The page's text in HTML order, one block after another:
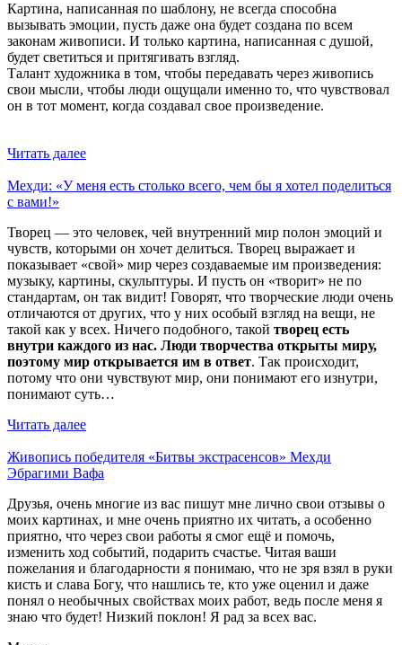
Картина, написанная по шаблону, не всегда способна
вызывать эмоции, пусть даже она будет создана по всем
законам живописи. И только картина, написанная с душой,
будет светиться и притягивать взгляд.
Талант художника в том, чтобы передавать через живопись
свои мысли, чтобы люди ощущали именно то, что чувствовал
он в тот момент, когда создавал свое произведение.
Читать далее
Мехди: «У меня есть столько всего, чем бы я хотел поделиться
с вами!»
Творец — это человек, чей внутренний мир полон эмоций и
чувств, которыми он хочет делиться. Творец выражает и
показывает «свой» мир через создаваемые им произведения:
музыку, картины, скульптуры. И пусть он «творит» не по
стандартам, он так видит! Говорят, что творческие люди очень
отличаются от других, что у них особый взгляд на вещи, не
такой как у всех. Ничего подобного, такой творец есть
внутри каждого из нас. Люди творчества открыты миру,
поэтому мир открывается им в ответ. Так происходит,
потому что они чувствуют мир, они понимают его изнутри,
понимают суть…
Читать далее
Живопись победителя «Битвы экстрасенсов» Мехди
Эбрагими Вафа
Друзья, очень многие из вас пишут мне лично свои отзывы о
моих картинах, и мне очень приятно их читать, а особенно
приятно, что через свои работы я смог ещё и помочь,
изменить ход событий, подарить счастье. Читая ваши
пожелания и благодарности я понимаю, что не зря взял в руки
кисть и слава Богу, что нашлись те, кто уже оценил и даже
понял о необычных свойствах моих работ, ведь после меня я
знаю что будет! Низкий поклон! Я рад за всех вас.